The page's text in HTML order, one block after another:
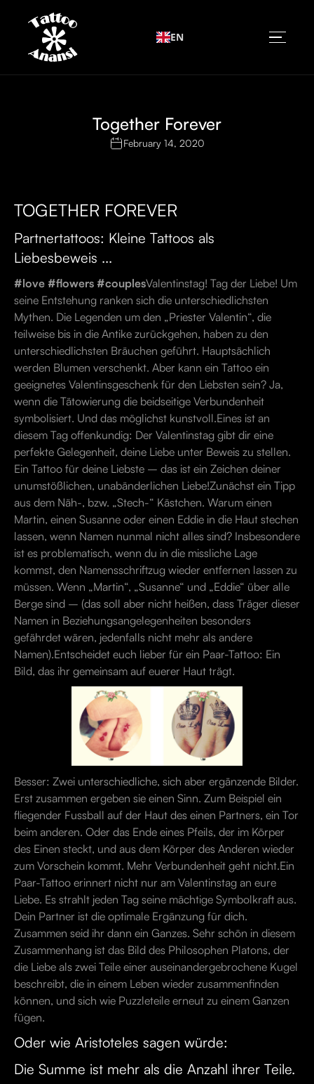
EN
Together Forever
February 14, 2020
TOGETHER FOREVER
Partnertattoos: Kleine Tattoos als
Liebesbeweis ...
#love #flowers #couplesValentinstag! Tag der Liebe! Um
seine Entstehung ranken sich die unterschiedlichsten
Mythen. Die Legenden um den „Priester Valentin“, die
teilweise bis in die Antike zurückgehen, haben zu den
unterschiedlichsten Bräuchen geführt. Hauptsächlich
werden Blumen verschenkt. Aber kann ein Tattoo ein
geeignetes Valentinsgeschenk für den Liebsten sein? Ja,
wenn die Tätowierung die beidseitige Verbundenheit
symbolisiert. Und das möglichst kunstvoll.Eines ist an
diesem Tag offenkundig: Der Valentinstag gibt dir eine
perfekte Gelegenheit, deine Liebe unter Beweis zu stellen.
Ein Tattoo für deine Liebste – das ist ein Zeichen deiner
unumstößlichen, unabänderlichen Liebe!Zunächst ein Tipp
aus dem Näh-, bzw. „Stech-“ Kästchen. Warum einen
Martin, einen Susanne oder einen Eddie in die Haut stechen
lassen, wenn Namen nunmal nicht alles sind? Insbesondere
ist es problematisch, wenn du in die missliche Lage
kommst, den Namensschriftzug wieder entfernen lassen zu
müssen. Wenn „Martin“, „Susanne“ und „Eddie“ über alle
Berge sind – (das soll aber nicht heißen, dass Träger dieser
Namen in Beziehungsangelegenheiten besonders
gefährdet wären, jedenfalls nicht mehr als andere
Namen).Entscheidet euch lieber für ein Paar-Tattoo: Ein
Bild, das ihr gemeinsam auf euerer Haut trägt.
Besser: Zwei unterschiedliche, sich aber ergänzende Bilder.
Erst zusammen ergeben sie einen Sinn. Zum Beispiel ein
fliegender Fussball auf der Haut des einen Partners, ein Tor
beim anderen. Oder das Ende eines Pfeils, der im Körper
des Einen steckt, und aus dem Körper des Anderen wieder
zum Vorschein kommt. Mehr Verbundenheit geht nicht.Ein
Paar-Tattoo erinnert nicht nur am Valentinstag an eure
Liebe. Es strahlt jeden Tag seine mächtige Symbolkraft aus.
Dein Partner ist die optimale Ergänzung für dich.
Zusammen seid ihr dann ein Ganzes. Sehr schön in diesem
Zusammenhang ist das Bild des Philosophen Platons, der
die Liebe als zwei Teile einer auseinandergebrochene Kugel
beschreibt, die in einem Leben wieder zusammenfinden
können, und sich wie Puzzleteile erneut zu einem Ganzen
fügen.
Oder wie Aristoteles sagen würde:
Die Summe ist mehr als die Anzahl ihrer Teile.